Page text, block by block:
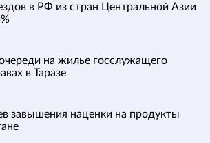
в РФ из стран Центральной Азии
на жилье госслужащего
в Таразе
завышения наценки на продукты